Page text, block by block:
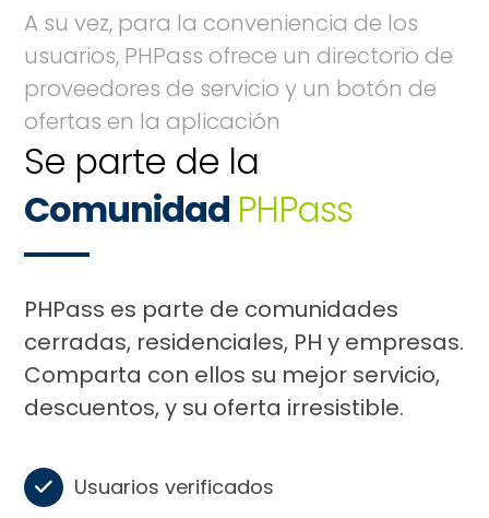
A su vez, para la conveniencia de los
usuarios, PHPass ofrece un directorio de
proveedores de servicio y un botón de
ofertas en la aplicación
Se parte de la
Comunidad PHPass
PHPass es parte de comunidades
cerradas, residenciales, PH y empresas.
Comparta con ellos su mejor servicio,
descuentos, y su oferta irresistible.
Usuarios verificados